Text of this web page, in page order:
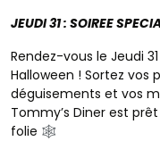
JEUDI 31 : SOIREE
Rendez-vous le Jeudi
Halloween ! Sortez vos
déguisements et vos
Tommy’s Diner est
folie 🕸